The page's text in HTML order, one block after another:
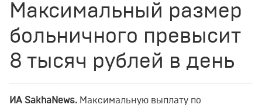
Максимальный размер
больничного превысит
8 тысяч рублей в день
ИА SakhaNews. Максимальную выплату по